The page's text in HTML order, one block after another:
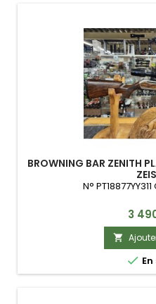
BROWNING BAR ZENITH
N°
Prix
3

